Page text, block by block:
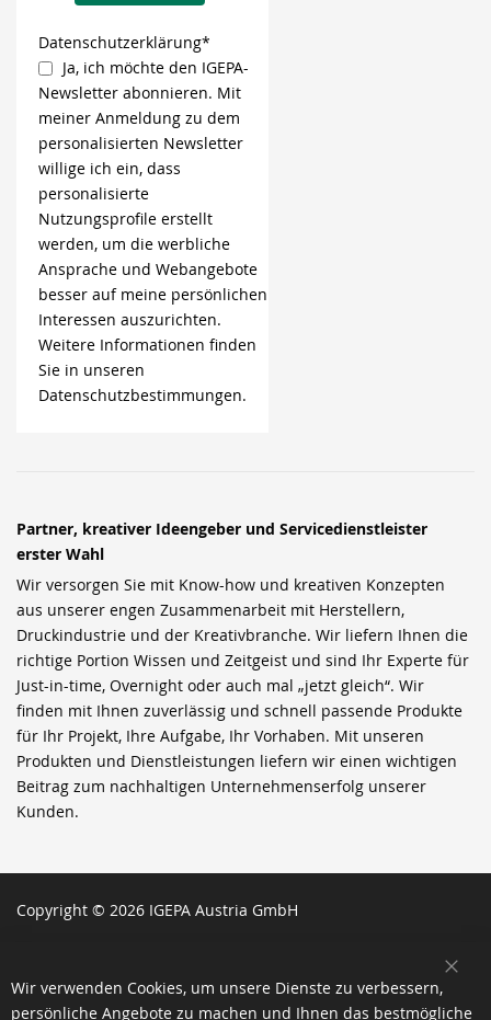
Datenschutzerklärung*
Ja, ich möchte den IGEPA-
Newsletter abonnieren. Mit
meiner Anmeldung zu dem
personalisierten Newsletter
willige ich ein, dass
personalisierte
Nutzungsprofile erstellt
werden, um die werbliche
Ansprache und Webangebote
besser auf meine persönlichen
Interessen auszurichten.
Weitere Informationen finden
Sie in unseren
Datenschutzbestimmungen.
Partner, kreativer Ideengeber und Servicedienstleister
erster Wahl
Wir versorgen Sie mit Know-how und kreativen Konzepten
aus unserer engen Zusammenarbeit mit Herstellern,
Druckindustrie und der Kreativbranche. Wir liefern Ihnen die
richtige Portion Wissen und Zeitgeist und sind Ihr Experte für
Just-in-time, Overnight oder auch mal „jetzt gleich“. Wir
finden mit Ihnen zuverlässig und schnell passende Produkte
für Ihr Projekt, Ihre Aufgabe, Ihr Vorhaben. Mit unseren
Produkten und Dienstleistungen liefern wir einen wichtigen
Beitrag zum nachhaltigen Unternehmenserfolg unserer
Kunden.
Copyright © 2026 IGEPA Austria GmbH
Wir verwenden Cookies, um unsere Dienste zu verbessern,
persönliche Angebote zu machen und Ihnen das bestmögliche